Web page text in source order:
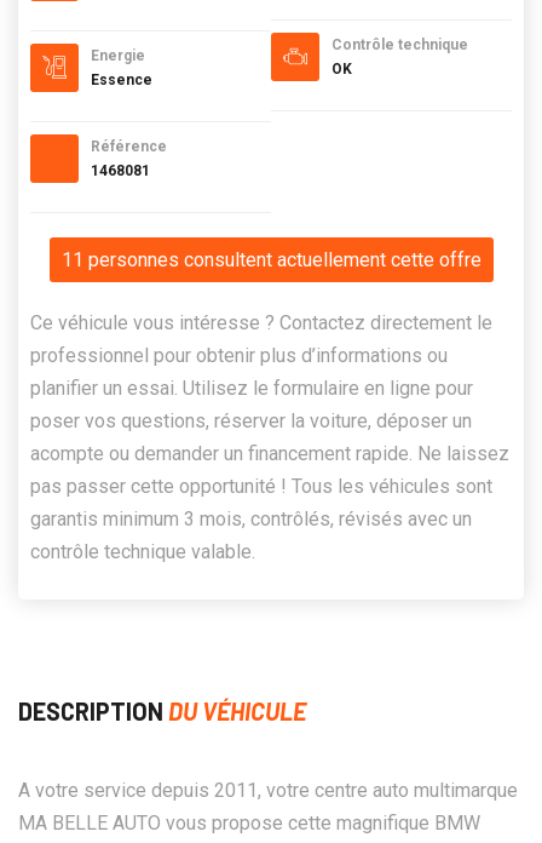
Energie
Essence
Référence
1468081
Contrôle technique
OK
11 personnes consultent actuellement cette offre
Ce véhicule vous intéresse ? Contactez directement le
professionnel pour obtenir plus d’informations ou
planifier un essai. Utilisez le formulaire en ligne pour
poser vos questions, réserver la voiture, déposer un
acompte ou demander un financement rapide. Ne laissez
pas passer cette opportunité ! Tous les véhicules sont
garantis minimum 3 mois, contrôlés, révisés avec un
contrôle technique valable.
DESCRIPTION DU VÉHICULE
A votre service depuis 2011, votre centre auto multimarque
MA BELLE AUTO vous propose cette magnifique BMW